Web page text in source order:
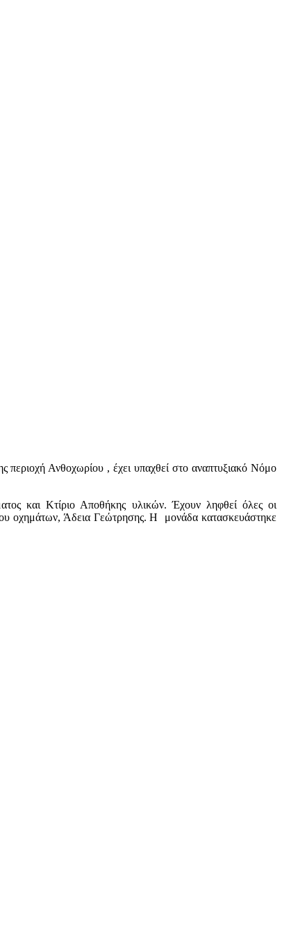
Ανθοχωρίου , έχει υπαχθεί στο αναπτυξιακό Νόμο
και Κτίριο Αποθήκης υλικών. Έχουν ληφθεί όλες οι
οχημάτων, Άδεια Γεώτρησης. Η μονάδα κατασκευάστηκε